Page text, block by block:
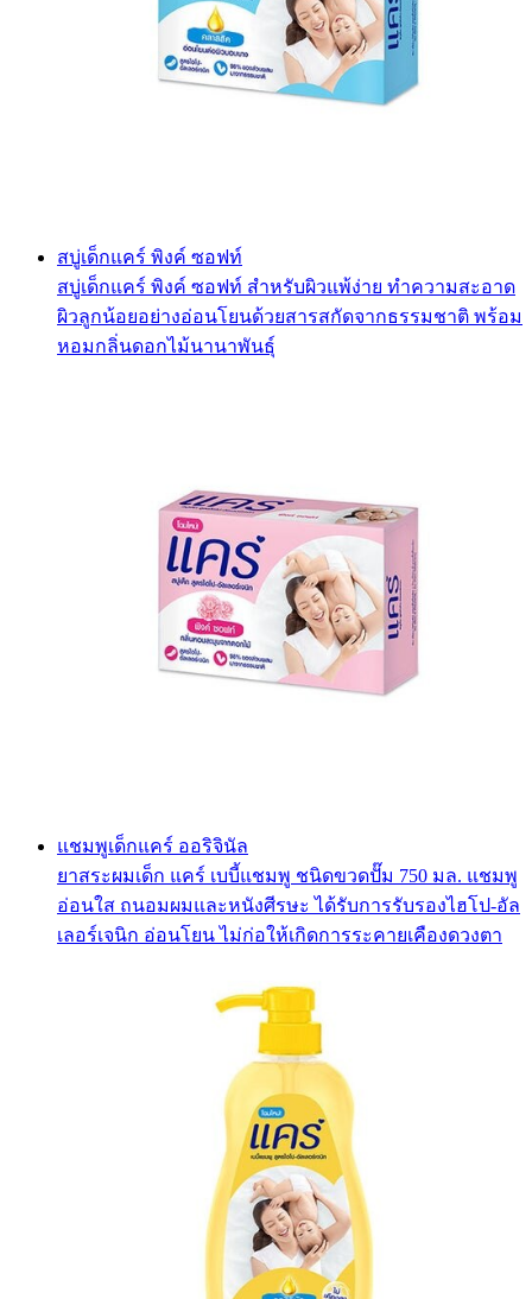
สบู่เด็กแคร์ พิงค์ ซอฟท์
สบู่เด็กแคร์ พิงค์ ซอฟท์ สำหรับผิวแพ้ง่าย ทำความสะอาด
ผิวลูกน้อยอย่างอ่อนโยนด้วยสารสกัดจากธรรมชาติ พร้อม
หอมกลิ่นดอกไม้นานาพันธุ์
แชมพูเด็กแคร์ ออริจินัล
ยาสระผมเด็ก แคร์ เบบี้แชมพู ชนิดขวดปั๊ม 750 มล. แชมพู
อ่อนใส ถนอมผมและหนังศีรษะ ได้รับการรับรองไฮโป-อัล
เลอร์เจนิก อ่อนโยน ไม่ก่อให้เกิดการระคายเคืองดวงตา